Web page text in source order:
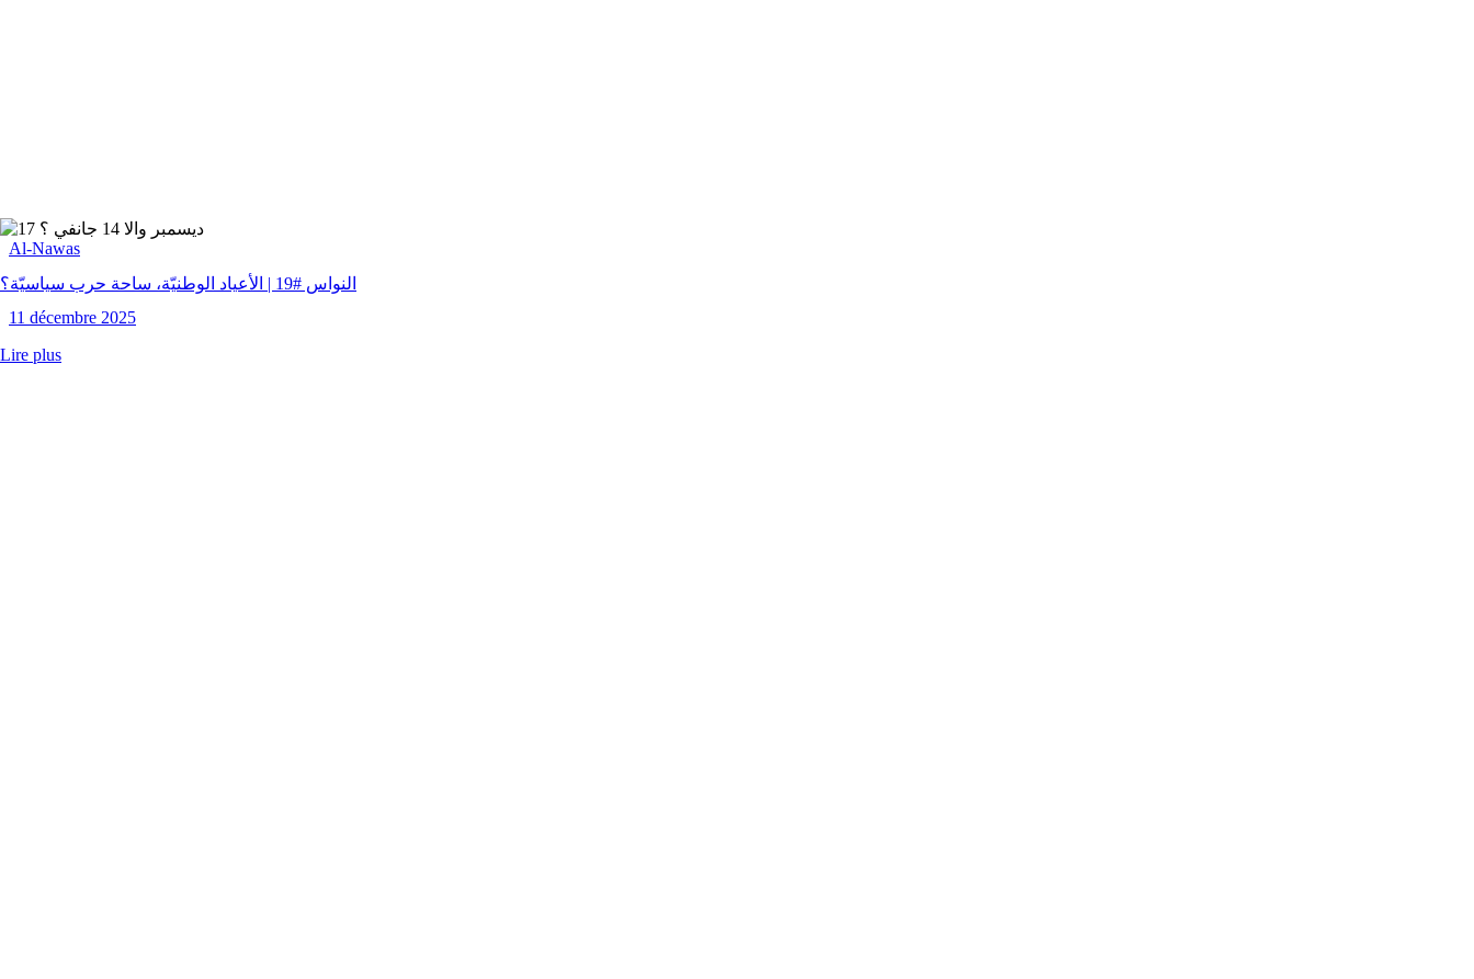
Al-Nawas
النواس #19 | الأعياد الوطنيّة، ساحة حرب سياسيّة؟
11 décembre 2025
Lire plus